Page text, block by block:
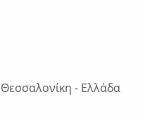
- Ελλάδα